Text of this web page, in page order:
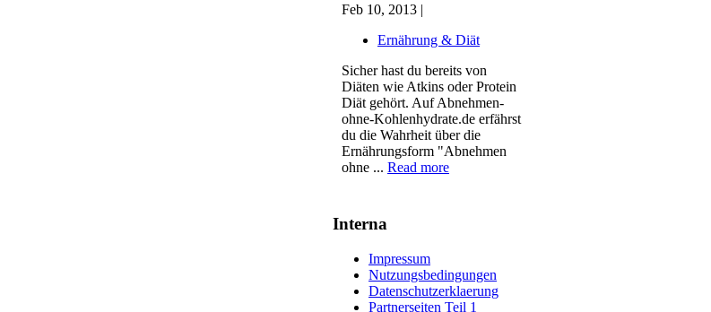
Feb 10, 2013 |
Ernährung & Diät
Sicher hast du bereits von
Diäten wie Atkins oder Protein
Diät gehört. Auf Abnehmen-
ohne-Kohlenhydrate.de erfährst
du die Wahrheit über die
Ernährungsform "Abnehmen
ohne ... Read more
Interna
Impressum
Nutzungsbedingungen
Datenschutzerklaerung
Partnerseiten Teil 1